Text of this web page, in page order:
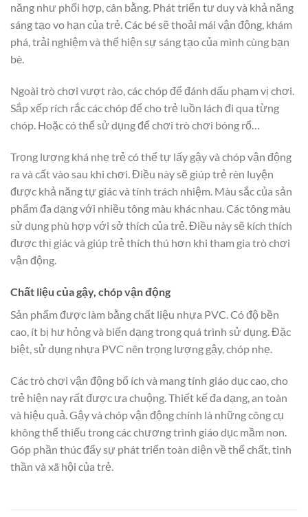
năng như phối hợp, cân bằng. Phát triển tư duy và khả năng
sáng tạo vo hạn của trẻ. Các bé sẽ thoải mái vận động, khám
phá, trải nghiệm và thể hiện sự sáng tạo của mình cùng bạn
bè.
Ngoài trò chơi vượt rào, các chóp để đánh dấu phạm vị chơi.
Sắp xếp rích rắc các chóp để cho trẻ luồn lách đi qua từng
chóp. Hoặc có thể sử dụng để chơi trò chơi bóng rổ…
Trọng lượng khá nhẹ trẻ có thể tự lấy gậy và chóp vận động
ra và cất vào sau khi chơi. Điều này sẽ giúp trẻ rèn luyện
được khả năng tự giác và tính trách nhiệm. Màu sắc của sản
phẩm đa dạng với nhiều tông màu khác nhau. Các tông màu
sử dụng phù hợp với sở thích của trẻ. Điều này sẽ kích thích
được thị giác và giúp trẻ thích thú hơn khi tham gia trò chơi
vận động.
Chất liệu của gậy, chóp vận động
Sản phẩm được làm bằng chất liệu nhựa PVC. Có độ bền
cao, ít bị hư hỏng và biến dạng trong quá trình sử dụng. Đặc
biệt, sử dụng nhựa PVC nên trọng lượng gậy, chóp nhẹ.
Các trò chơi vận động bổ ích và mang tính giáo dục cao, cho
trẻ hiện nay rất được ưa chuộng. Thiết kế đa dạng, an toàn
và hiệu quả. Gậy và chóp vận động chính là những công cụ
không thể thiếu trong các chương trình giáo dục mầm non.
Góp phần thúc đẩy sự phát triển toàn diện về thể chất, tinh
thần và xã hội của trẻ.